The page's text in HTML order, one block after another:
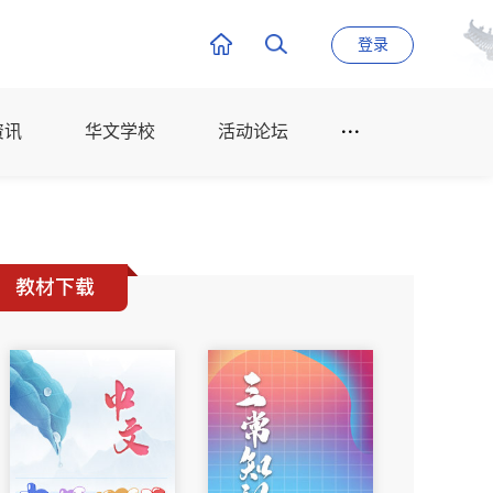
登录
讯 华文学校 活动论坛